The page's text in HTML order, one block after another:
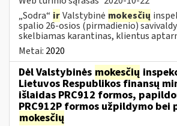
„Sodra“ irValstybinė mokesčių
spalio 26-osios (pirmadienio)
skelbiamas karantinas, klientus
Metai: 2020
Dėl Valstybinės mokesčių
Lietuvos Respublikos finansų
išlaidas PRC912 formos,
PRC912P formos užpildymo bei
mokesčių